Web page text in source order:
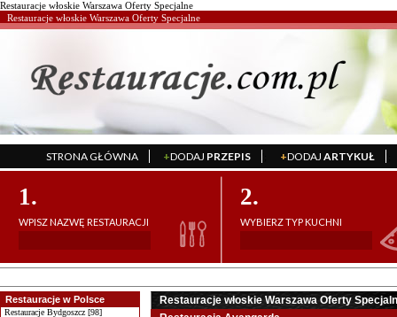
Restauracje włoskie Warszawa Oferty Specjalne
Restauracje włoskie Warszawa Oferty Specjalne
STRONA GŁÓWNA +DODAJ PRZEPIS +DODAJ ARTYKUŁ
1.
WPISZ NAZWĘ RESTAURACJI
2.
WYBIERZ TYP KUCHNI
Restauracje w Polsce
Restauracje Bydgoszcz [98]
Restauracje włoskie Warszawa Oferty